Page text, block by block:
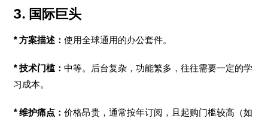
3. 国际巨头
* 方案描述：使用全球通用的办公套件。
* 技术门槛：中等。后台复杂，功能繁多，往往需要一定的学
习成本。
* 维护痛点：价格昂贵，通常按年订阅，且起购门槛较高（如